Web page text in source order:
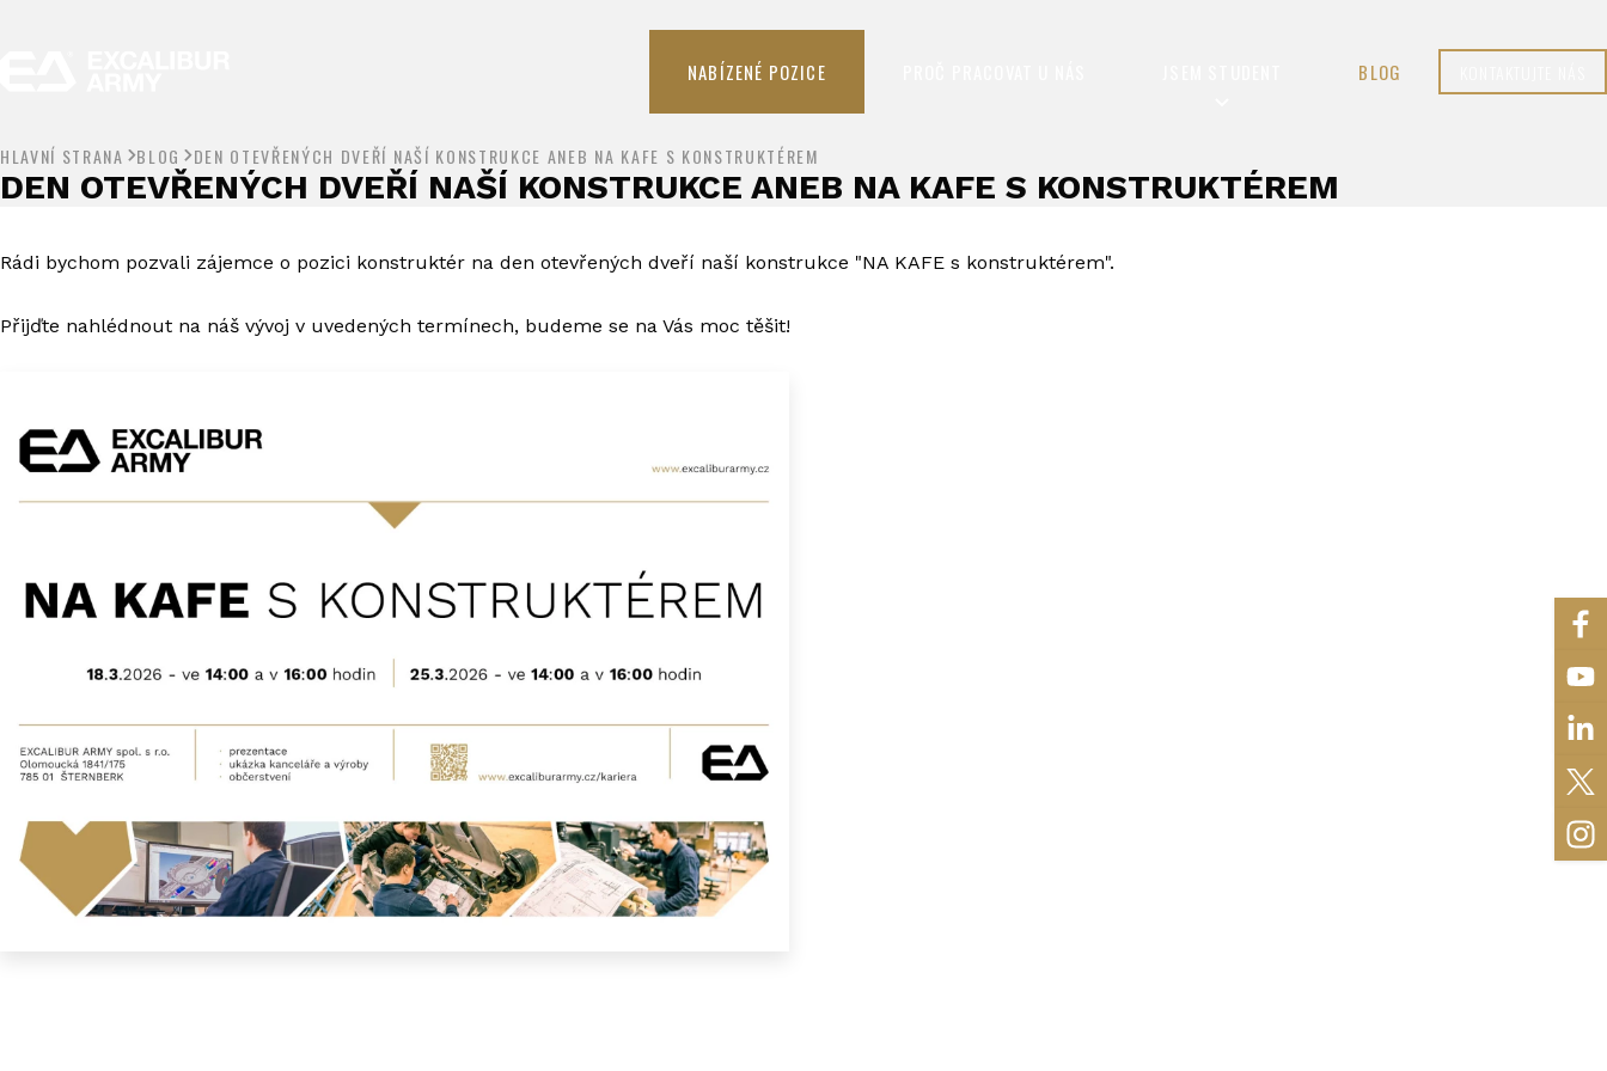
NABÍZENÉ POZICE BLOG
DEN OTEVŘENÝCH DVEŘÍ NAŠÍ KONSTRUKCE ANEB NA KAFE S KONSTRUKTÉREM
HLAVNÍ STRANA BLOG DEN OTEVŘENÝCH DVEŘÍ NAŠÍ KONSTRUKCE ANEB NA KAFE S KONSTRUKTÉREM
Rádi bychom pozvali zájemce o pozici konstruktér na den otevřených dveří naší konstrukce "NA KAFE s konstruktérem".
Přijďte nahlédnout na náš vývoj v uvedených termínech, budeme se na Vás moc těšit!